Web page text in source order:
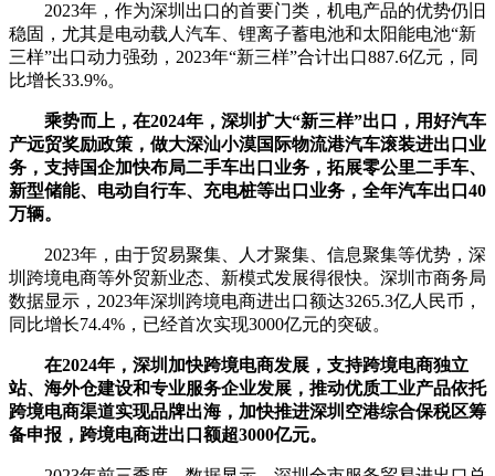
2023年，作为深圳出口的首要门类，机电产品的优势仍旧
稳固，尤其是电动载人汽车、锂离子蓄电池和太阳能电池“新
三样”出口动力强劲，2023年“新三样”合计出口887.6亿元，同
比增长33.9%。
乘势而上，在2024年，深圳扩大“新三样”出口，用好汽车
产远贸奖励政策，做大深汕小漠国际物流港汽车滚装进出口业
务，支持国企加快布局二手车出口业务，拓展零公里二手车、
新型储能、电动自行车、充电桩等出口业务，全年汽车出口40
万辆。
2023年，由于贸易聚集、人才聚集、信息聚集等优势，深
圳跨境电商等外贸新业态、新模式发展得很快。深圳市商务局
数据显示，2023年深圳跨境电商进出口额达3265.3亿人民币，
同比增长74.4%，已经首次实现3000亿元的突破。
在2024年，深圳加快跨境电商发展，支持跨境电商独立
站、海外仓建设和专业服务企业发展，推动优质工业产品依托
跨境电商渠道实现品牌出海，加快推进深圳空港综合保税区筹
备申报，跨境电商进出口额超3000亿元。